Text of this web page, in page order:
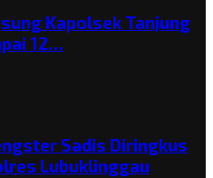
Kapolsek Tanjung
12…
Sadis Diringkus
Lubuklinggau